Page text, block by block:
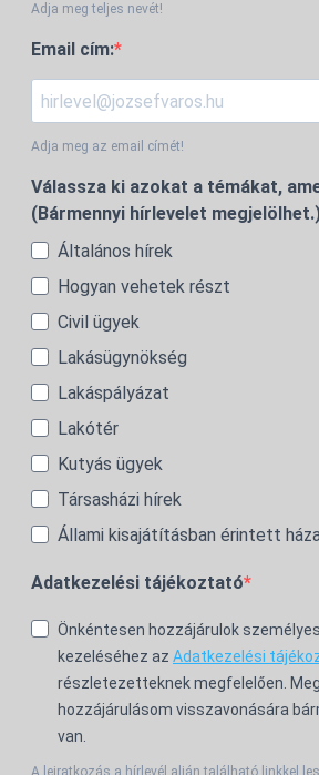
Adja meg teljes nevét!
Email cím:
Adja meg az email címét!
Válassza ki azokat a témákat,
(Bármennyi hírlevelet
Általános hírek
Hogyan vehetek részt
Civil ügyek
Lakásügynökség
Lakáspályázat
Lakótér
Kutyás ügyek
Társasházi hírek
Állami kisajátításban érintett
Adatkezelési tájékoztató
Önkéntesen hozzájárulok
kezeléséhez az Adatkezelési
részletezetteknek megfelelően.
hozzájárulásom visszavonására
van.
A leiratkozás a hírlevél alján található linkkel